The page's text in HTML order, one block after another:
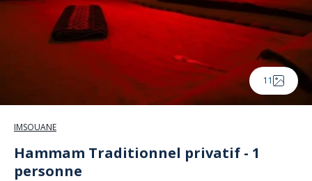
11
IMSOUANE
Hammam Traditionnel privatif - 1
personne